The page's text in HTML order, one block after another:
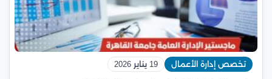
تخصص إدارة الأعمال 19 يناير 2026